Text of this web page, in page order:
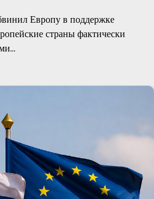
Европу в поддержке
страны фактически